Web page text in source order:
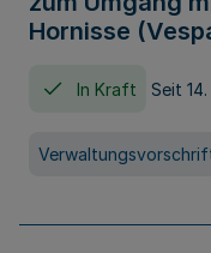
Hornisse
In Kraft Seit